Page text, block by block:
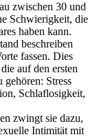
zwischen 30 und
Schwierigkeit, die
haben kann.
beschreiben
fassen. Dies
auf den ersten
Stress
Schlaflosigkeit,
zwingt sie dazu,
Intimität mit